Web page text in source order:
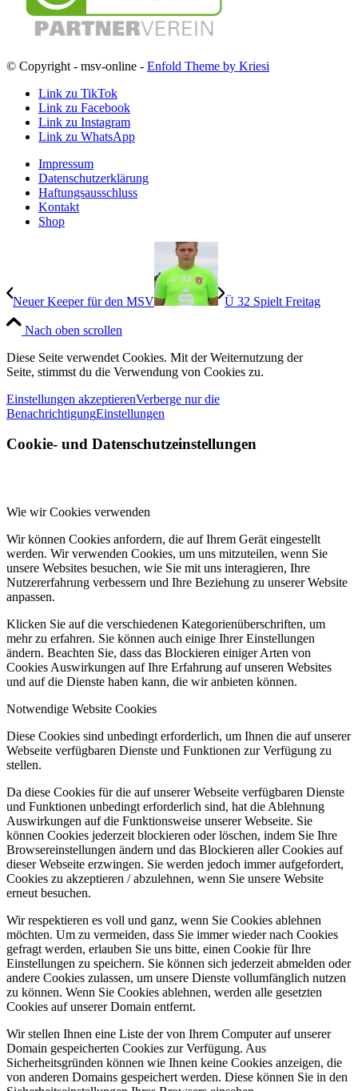
© Copyright - msv-online - Enfold Theme by Kriesi
Link zu TikTok
Link zu Facebook
Link zu Instagram
Link zu WhatsApp
Impressum
Datenschutzerklärung
Haftungsausschluss
Kontakt
Shop
Neuer Keeper für den MSV Ü 32 Spielt Freitag
Nach oben scrollen
Diese Seite verwendet Cookies. Mit der Weiternutzung der
Seite, stimmst du die Verwendung von Cookies zu.
Einstellungen akzeptierenVerberge nur die
BenachrichtigungEinstellungen
Cookie- und Datenschutzeinstellungen
Wie wir Cookies verwenden
Wir können Cookies anfordern, die auf Ihrem Gerät eingestellt
werden. Wir verwenden Cookies, um uns mitzuteilen, wenn Sie
unsere Websites besuchen, wie Sie mit uns interagieren, Ihre
Nutzererfahrung verbessern und Ihre Beziehung zu unserer Website
anpassen.
Klicken Sie auf die verschiedenen Kategorienüberschriften, um
mehr zu erfahren. Sie können auch einige Ihrer Einstellungen
ändern. Beachten Sie, dass das Blockieren einiger Arten von
Cookies Auswirkungen auf Ihre Erfahrung auf unseren Websites
und auf die Dienste haben kann, die wir anbieten können.
Notwendige Website Cookies
Diese Cookies sind unbedingt erforderlich, um Ihnen die auf unserer
Webseite verfügbaren Dienste und Funktionen zur Verfügung zu
stellen.
Da diese Cookies für die auf unserer Webseite verfügbaren Dienste
und Funktionen unbedingt erforderlich sind, hat die Ablehnung
Auswirkungen auf die Funktionsweise unserer Webseite. Sie
können Cookies jederzeit blockieren oder löschen, indem Sie Ihre
Browsereinstellungen ändern und das Blockieren aller Cookies auf
dieser Webseite erzwingen. Sie werden jedoch immer aufgefordert,
Cookies zu akzeptieren / abzulehnen, wenn Sie unsere Website
erneut besuchen.
Wir respektieren es voll und ganz, wenn Sie Cookies ablehnen
möchten. Um zu vermeiden, dass Sie immer wieder nach Cookies
gefragt werden, erlauben Sie uns bitte, einen Cookie für Ihre
Einstellungen zu speichern. Sie können sich jederzeit abmelden oder
andere Cookies zulassen, um unsere Dienste vollumfänglich nutzen
zu können. Wenn Sie Cookies ablehnen, werden alle gesetzten
Cookies auf unserer Domain entfernt.
Wir stellen Ihnen eine Liste der von Ihrem Computer auf unserer
Domain gespeicherten Cookies zur Verfügung. Aus
Sicherheitsgründen können wie Ihnen keine Cookies anzeigen, die
von anderen Domains gespeichert werden. Diese können Sie in den